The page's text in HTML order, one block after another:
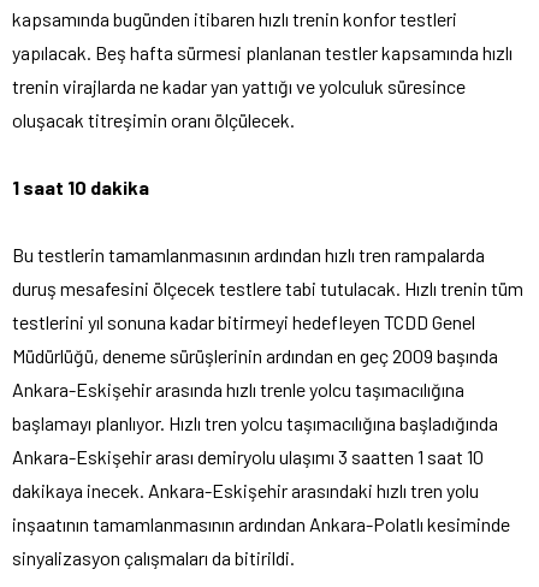
kapsamında bugünden itibaren hızlı trenin konfor testleri
yapılacak. Beş hafta sürmesi planlanan testler kapsamında hızlı
trenin virajlarda ne kadar yan yattığı ve yolculuk süresince
oluşacak titreşimin oranı ölçülecek.
1 saat 10 dakika
Bu testlerin tamamlanmasının ardından hızlı tren rampalarda
duruş mesafesini ölçecek testlere tabi tutulacak. Hızlı trenin tüm
testlerini yıl sonuna kadar bitirmeyi hedefleyen TCDD Genel
Müdürlüğü, deneme sürüşlerinin ardından en geç 2009 başında
Ankara-Eskişehir arasında hızlı trenle yolcu taşımacılığına
başlamayı planlıyor. Hızlı tren yolcu taşımacılığına başladığında
Ankara-Eskişehir arası demiryolu ulaşımı 3 saatten 1 saat 10
dakikaya inecek. Ankara-Eskişehir arasındaki hızlı tren yolu
inşaatının tamamlanmasının ardından Ankara-Polatlı kesiminde
sinyalizasyon çalışmaları da bitirildi.